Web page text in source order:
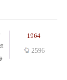
1964
2596
会